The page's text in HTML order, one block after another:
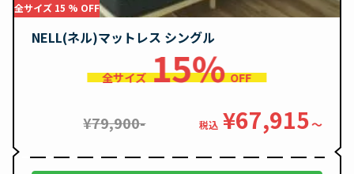
全サイズ 15 % OFF
NELL(ネル)マットレス シングル
全サイズ 15% OFF
¥79,900- 税込 ¥67,915〜